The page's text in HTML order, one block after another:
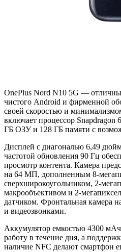
OnePlus Nord N10 5G —
чистого Android и фирменной
своей скоростью и
включает процессор Snapdragon
ГБ ОЗУ и 128 ГБ памяти с
Дисплей с диагональю 6,49
частотой обновления 90 Гц
просмотр контента. Камера
на 64 МП, дополненным 8-
сверхширокоугольником, 2-
макрообъективом и 2-
датчиком. Фронтальная камера
и видеозвонками.
Аккумулятор емкостью 4300
работу в течение дня, а
наличие NFC делают смартфон